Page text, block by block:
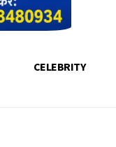
CELEBRITY